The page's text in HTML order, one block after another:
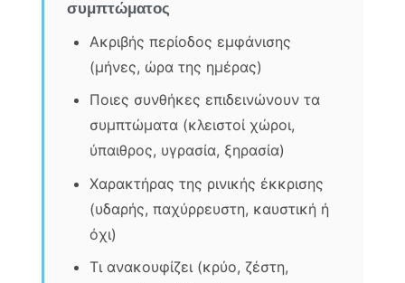
συμπτώματος
Ακριβής περίοδος εμφάνισης
(μήνες, ώρα της ημέρας)
Ποιες συνθήκες επιδεινώνουν τα
συμπτώματα (κλειστοί χώροι,
ύπαιθρος, υγρασία, ξηρασία)
Χαρακτήρας της ρινικής έκκρισης
(υδαρής, παχύρρευστη, καυστική ή
όχι)
Τι ανακουφίζει (κρύο, ζέστη,